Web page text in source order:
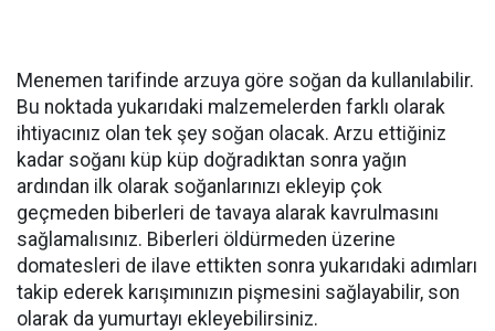
Menemen tarifinde arzuya göre soğan da kullanılabilir.
Bu noktada yukarıdaki malzemelerden farklı olarak
ihtiyacınız olan tek şey soğan olacak. Arzu ettiğiniz
kadar soğanı küp küp doğradıktan sonra yağın
ardından ilk olarak soğanlarınızı ekleyip çok
geçmeden biberleri de tavaya alarak kavrulmasını
sağlamalısınız. Biberleri öldürmeden üzerine
domatesleri de ilave ettikten sonra yukarıdaki adımları
takip ederek karışımınızın pişmesini sağlayabilir, son
olarak da yumurtayı ekleyebilirsiniz.